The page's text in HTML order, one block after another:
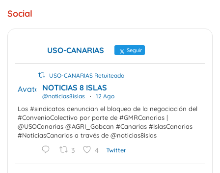
Social
USO-CANARIAS Seguir
USO-CANARIAS Retuiteado
Avatar NOTICIAS 8 ISLAS
@noticias8islas · 12 Ago
Los #sindicatos denuncian el bloqueo de la negociación del
#ConvenioColectivo por parte de #GMRCanarias |
@USOCanarias @AGRI_Gobcan #Canarias #IslasCanarias
#NoticiasCanarias a través de @noticias8islas
3 4 Twitter